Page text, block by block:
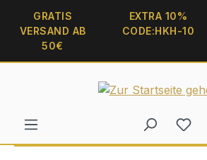
springen
GRATIS
VERSAND AB
50€
EXTRA 10%
CODE:HKH-10